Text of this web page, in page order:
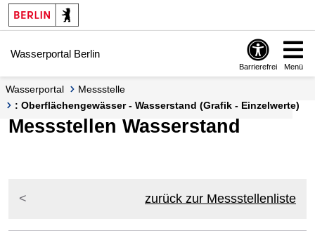
Springe zur Navigation
Springe zum Inhalt
Wasserportal Berlin
Barrierefrei Menü
Wasserportal
Messstelle
: Oberflächengewässer - Wasserstand (Grafik - Einzelwerte)
Messstellen Wasserstand
zurück zur Messstellenliste